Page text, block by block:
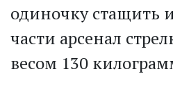
одиночку стащить
части арсенал
весом 130